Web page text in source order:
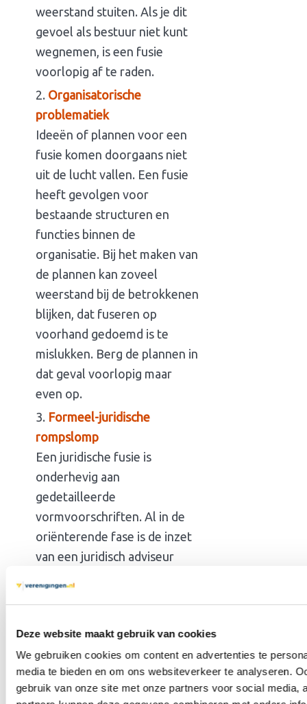
Deze website maakt gebruik van cookies
We gebruiken cookies om content en advertenties te
media te bieden en om ons websiteverkeer te analyseren.
gebruik van onze site met onze partners voor social media,
weerstand stuiten. Als je dit
gevoel als bestuur niet kunt
wegnemen, is een fusie
voorlopig af te raden.
Organisatorische
problematiek
Ideeën of plannen voor een
fusie komen doorgaans niet
uit de lucht vallen. Een fusie
heeft gevolgen voor
bestaande structuren en
functies binnen de
organisatie. Bij het maken van
de plannen kan zoveel
weerstand bij de betrokkenen
blijken, dat fuseren op
voorhand gedoemd is te
mislukken. Berg de plannen in
dat geval voorlopig maar
even op.
Formeel-juridische
rompslomp
Een juridische fusie is
onderhevig aan
gedetailleerde
vormvoorschriften. Al in de
oriënterende fase is de inzet
van een juridisch adviseur
voor de formele akte waarin
de statuten van de nieuwe
organisatie zijn vastgelegd,
naar de notaris.